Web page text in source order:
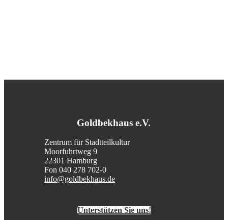
Goldbekhaus e.V.
Zentrum für Stadtteilkultur
Moorfuhrtweg 9
22301 Hamburg
Fon 040 278 702-0
info@goldbekhaus.de
Unterstützen Sie uns!